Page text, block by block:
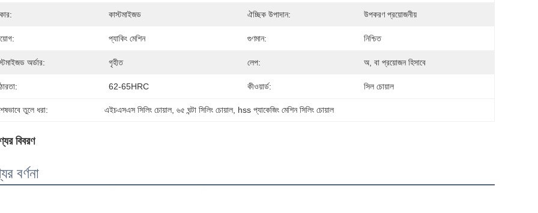
কাস্টমাইজড ঐচ্ছিক উপাদান: উপকরণ প্রয়োজনীয়
প্যাকিং মেশিন গুণমান: নিশ্চিত
অর্ডার: গৃহীত লেপ: অ, বা প্রয়োজন হিসাবে
62-65HRC কীওয়ার্ড: সিল চোয়াল
তুলে ধরা: এইচএসএস সিলিং চোয়াল , ৬৫ ঘন্টা সিলিং চোয়াল hss প্যাকেজিং মেশিন সিলিং চোয়াল
বিবরণ
বর্ণনা